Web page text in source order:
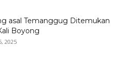
asal Temanggug Ditemukan
Boyong
2025